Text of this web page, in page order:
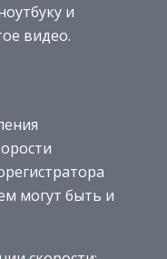
и
видео.
могут быть и